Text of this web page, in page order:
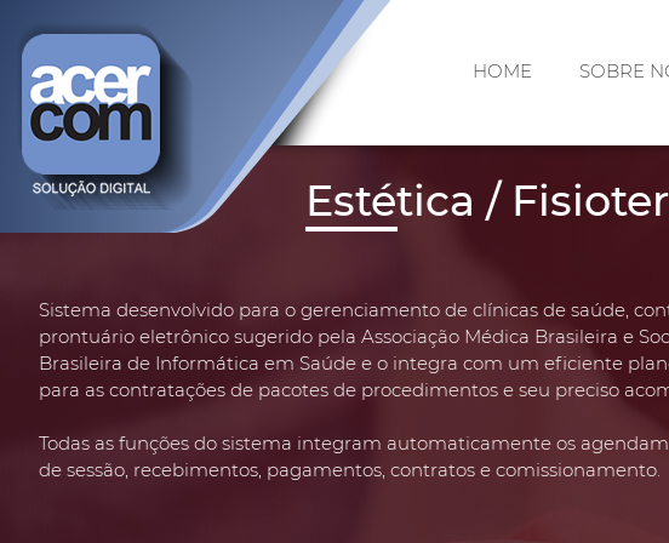
HOME SOBRE
Estética /
Sistema desenvolvido para o gerenciamento de clínicas de saúde,
prontuário eletrônico sugerido pela Associação Médica Brasileira e
Brasileira de Informática em Saúde e o integra com um eficiente
para as contratações de pacotes de procedimentos e seu preciso
Todas as funções do sistema integram automaticamente os
de sessão, recebimentos, pagamentos, contratos e comissionamento.